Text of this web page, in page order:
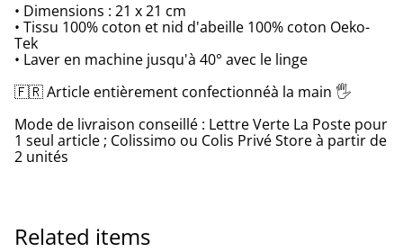
• Dimensions : 21 x 21 cm
• Tissu 100% coton et nid d'abeille 100% coton Oeko-
Tek
• Laver en machine jusqu'à 40° avec le linge
🇫🇷 Article entièrement confectionnéà la main 🖐
Mode de livraison conseillé : Lettre Verte La Poste pour
1 seul article ; Colissimo ou Colis Privé Store à partir de
2 unités
Related items